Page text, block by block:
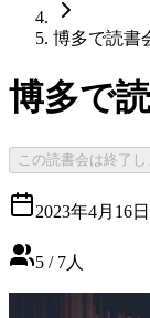
博多で読書
博多で
この読書会は終了し
2023年4月16
5 / 7人